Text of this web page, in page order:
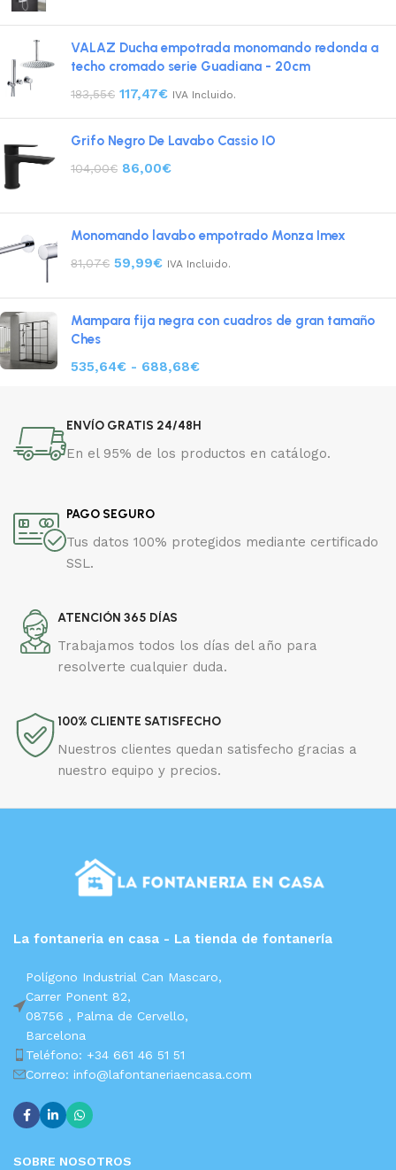
VALAZ Ducha empotrada monomando redonda a
techo cromado serie Guadiana - 20cm
183,55€ 117,47€ IVA Incluido.
Grifo Negro De Lavabo Cassio IO
104,00€ 86,00€
Monomando lavabo empotrado Monza Imex
81,07€ 59,99€ IVA Incluido.
Mampara fija negra con cuadros de gran tamaño
Ches
535,64€ - 688,68€
ENVÍO GRATIS 24/48H
En el 95% de los productos en catálogo.
PAGO SEGURO
Tus datos 100% protegidos mediante certificado
SSL.
ATENCIÓN 365 DÍAS
Trabajamos todos los días del año para
resolverte cualquier duda.
100% CLIENTE SATISFECHO
Nuestros clientes quedan satisfecho gracias a
nuestro equipo y precios.
La fontaneria en casa - La tienda de fontanería
Polígono Industrial Can Mascaro,
Carrer Ponent 82,
08756 , Palma de Cervello,
Barcelona
Teléfono: +34 661 46 51 51
Correo: info@lafontaneriaencasa.com
SOBRE NOSOTROS